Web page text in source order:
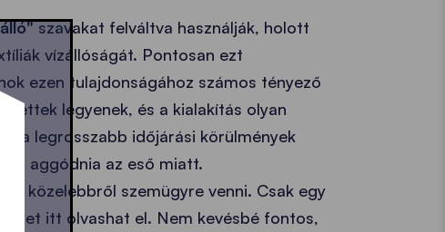
szavakat felváltva használják, holott
vízállóságát. Pontosan ezt
ezen tulajdonságához számos tényező
legyenek, és a kialakítás olyan
a legrosszabb időjárási körülmények
aggódnia az eső miatt.
közelebbről szemügyre venni. Csak egy
itt olvashat el. Nem kevésbé fontos,